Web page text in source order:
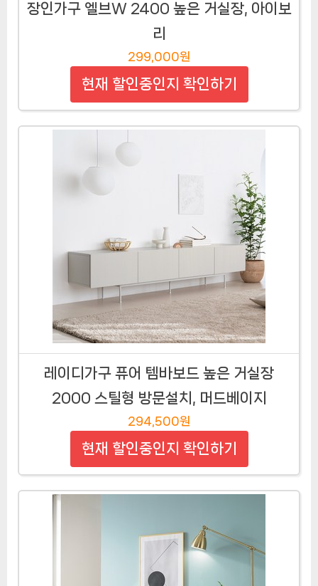
장인가구 엘브W 2400 높은 거실장, 아이보
리
299,000원
현재 할인중인지 확인하기
레이디가구 퓨어 템바보드 높은 거실장
2000 스틸형 방문설치, 머드베이지
294,500원
현재 할인중인지 확인하기